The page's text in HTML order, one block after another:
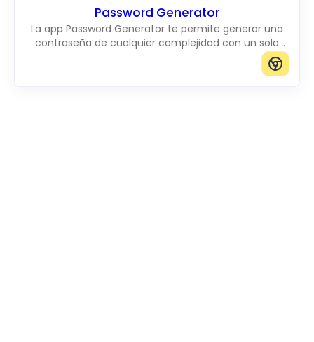
Password Generator
La app Password Generator te permite generar una
contraseña de cualquier complejidad con un solo